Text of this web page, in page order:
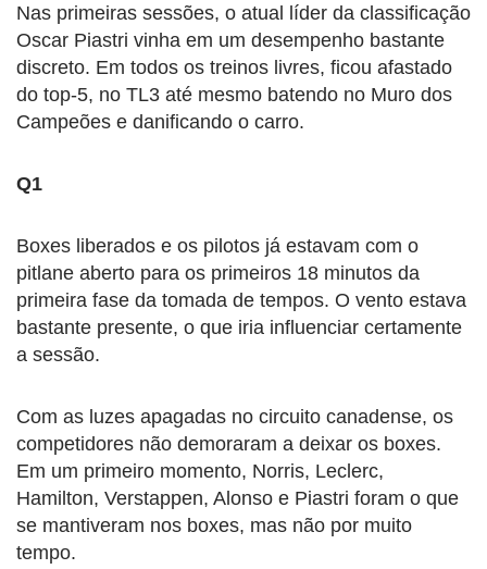
Nas primeiras sessões, o atual líder da classificação
Oscar Piastri vinha em um desempenho bastante
discreto. Em todos os treinos livres, ficou afastado
do top-5, no TL3 até mesmo batendo no Muro dos
Campeões e danificando o carro.
Q1
Boxes liberados e os pilotos já estavam com o
pitlane aberto para os primeiros 18 minutos da
primeira fase da tomada de tempos. O vento estava
bastante presente, o que iria influenciar certamente
a sessão.
Com as luzes apagadas no circuito canadense, os
competidores não demoraram a deixar os boxes.
Em um primeiro momento, Norris, Leclerc,
Hamilton, Verstappen, Alonso e Piastri foram o que
se mantiveram nos boxes, mas não por muito
tempo.